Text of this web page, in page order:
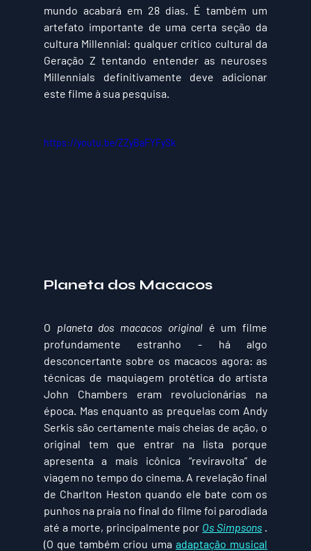
mundo acabará em 28 dias. É também um
artefato importante de uma certa seção da
cultura Millennial: qualquer crítico cultural da
Geração Z tentando entender as neuroses
Millennials definitivamente deve adicionar
este filme à sua pesquisa.
https://youtu.be/ZZyBaFYFySk
Planeta dos Macacos
O planeta dos macacos original é um filme
profundamente estranho - há algo
desconcertante sobre os macacos agora: as
técnicas de maquiagem protética do artista
John Chambers eram revolucionárias na
época. Mas enquanto as prequelas com Andy
Serkis são certamente mais cheias de ação, o
original tem que entrar na lista porque
apresenta a mais icônica “reviravolta” de
viagem no tempo do cinema. A revelação final
de Charlton Heston quando ele bate com os
punhos na praia no final do filme foi parodiada
até a morte, principalmente por Os Simpsons .
(O que também criou uma adaptação musical